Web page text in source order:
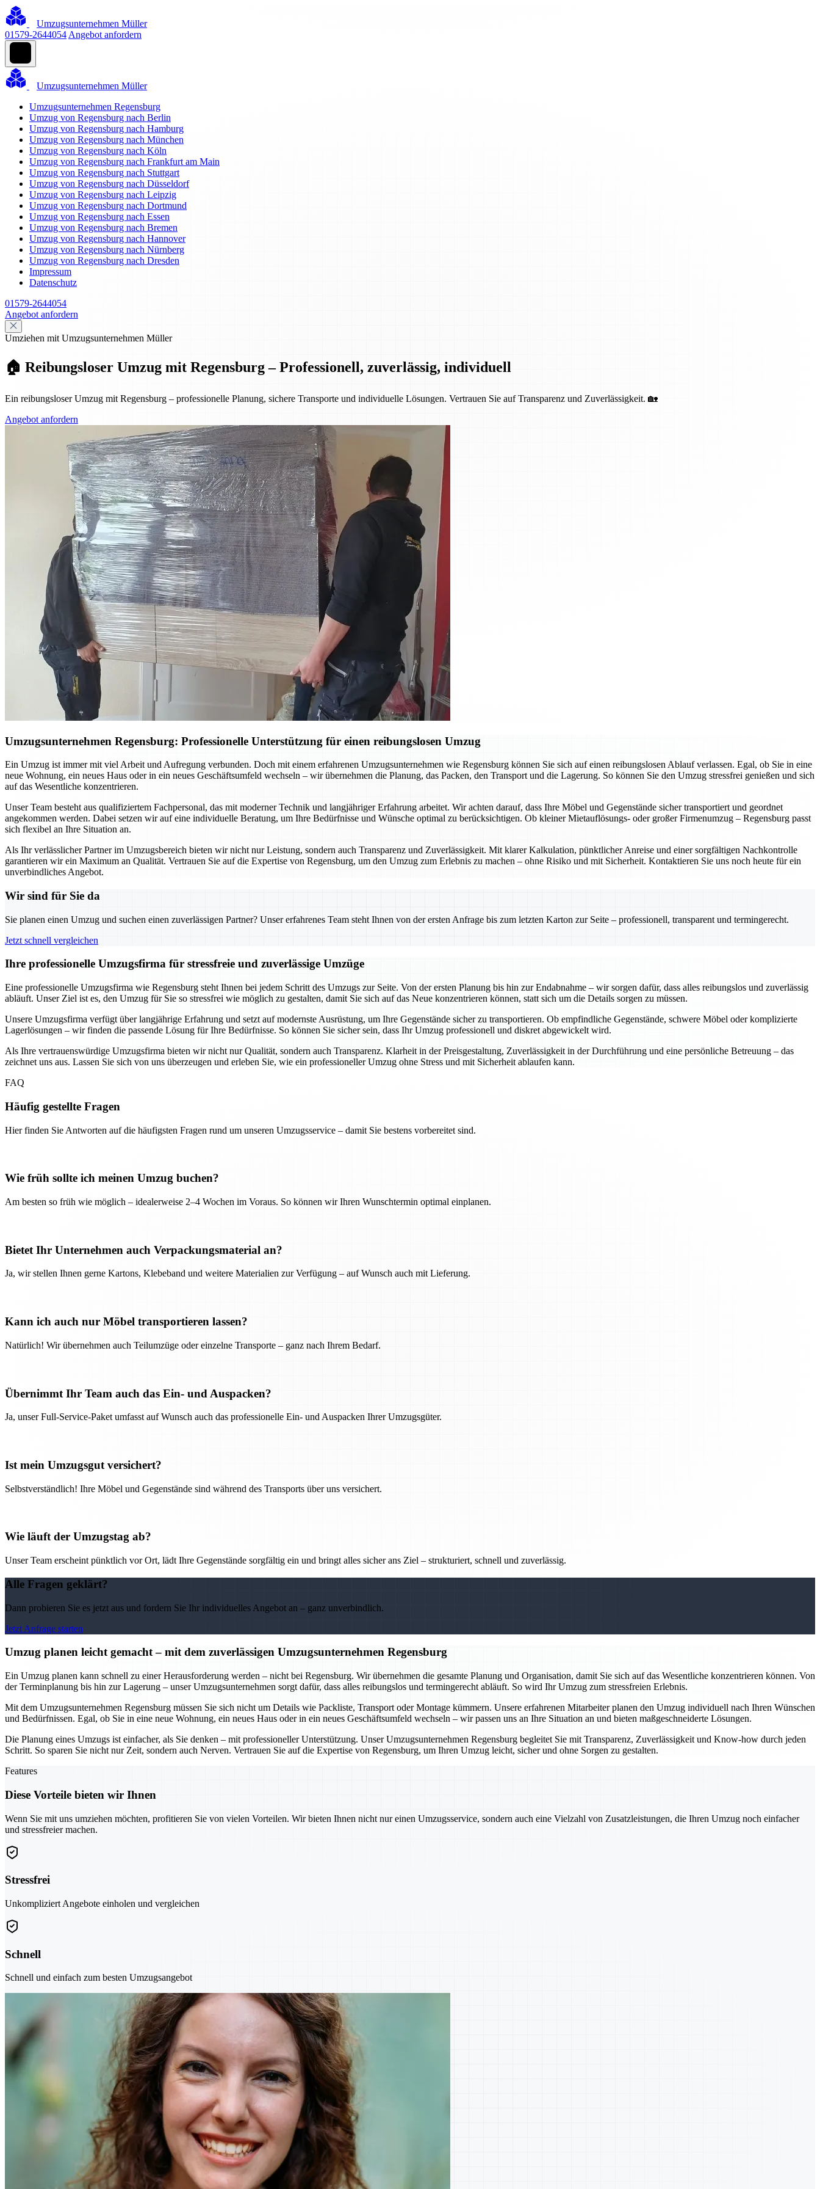
Umzugsunternehmen Müller
01579-2644054 Angebot anfordern
Umzugsunternehmen Müller
Umzugsunternehmen Regensburg
Umzug von Regensburg nach Berlin
Umzug von Regensburg nach Hamburg
Umzug von Regensburg nach München
Umzug von Regensburg nach Köln
Umzug von Regensburg nach Frankfurt am Main
Umzug von Regensburg nach Stuttgart
Umzug von Regensburg nach Düsseldorf
Umzug von Regensburg nach Leipzig
Umzug von Regensburg nach Dortmund
Umzug von Regensburg nach Essen
Umzug von Regensburg nach Bremen
Umzug von Regensburg nach Hannover
Umzug von Regensburg nach Nürnberg
Umzug von Regensburg nach Dresden
Impressum
Datenschutz
01579-2644054
Angebot anfordern
Umziehen mit Umzugsunternehmen Müller
🏠 Reibungsloser Umzug mit Regensburg – Professionell, zuverlässig, individuell
Ein reibungsloser Umzug mit Regensburg – professionelle Planung, sichere Transporte und individuelle Lösungen. Vertrauen Sie auf Transparenz und Zuverlässigkeit. 🏡
Angebot anfordern
Umzugsunternehmen Regensburg: Professionelle Unterstützung für einen reibungslosen Umzug
Ein Umzug ist immer mit viel Arbeit und Aufregung verbunden. Doch mit einem erfahrenen Umzugsunternehmen wie Regensburg können Sie sich auf einen reibungslosen Ablauf verlassen. Egal, ob Sie in eine
neue Wohnung, ein neues Haus oder in ein neues Geschäftsumfeld wechseln – wir übernehmen die Planung, das Packen, den Transport und die Lagerung. So können Sie den Umzug stressfrei genießen und sich
auf das Wesentliche konzentrieren.
Unser Team besteht aus qualifiziertem Fachpersonal, das mit moderner Technik und langjähriger Erfahrung arbeitet. Wir achten darauf, dass Ihre Möbel und Gegenstände sicher transportiert und geordnet
angekommen werden. Dabei setzen wir auf eine individuelle Beratung, um Ihre Bedürfnisse und Wünsche optimal zu berücksichtigen. Ob kleiner Mietauflösungs- oder großer Firmenumzug – Regensburg passt
sich flexibel an Ihre Situation an.
Als Ihr verlässlicher Partner im Umzugsbereich bieten wir nicht nur Leistung, sondern auch Transparenz und Zuverlässigkeit. Mit klarer Kalkulation, pünktlicher Anreise und einer sorgfältigen Nachkontrolle
garantieren wir ein Maximum an Qualität. Vertrauen Sie auf die Expertise von Regensburg, um den Umzug zum Erlebnis zu machen – ohne Risiko und mit Sicherheit. Kontaktieren Sie uns noch heute für ein
unverbindliches Angebot.
Wir sind für Sie da
Sie planen einen Umzug und suchen einen zuverlässigen Partner? Unser erfahrenes Team steht Ihnen von der ersten Anfrage bis zum letzten Karton zur Seite – professionell, transparent und termingerecht.
Jetzt schnell vergleichen
Ihre professionelle Umzugsfirma für stressfreie und zuverlässige Umzüge
Eine professionelle Umzugsfirma wie Regensburg steht Ihnen bei jedem Schritt des Umzugs zur Seite. Von der ersten Planung bis hin zur Endabnahme – wir sorgen dafür, dass alles reibungslos und zuverlässig
abläuft. Unser Ziel ist es, den Umzug für Sie so stressfrei wie möglich zu gestalten, damit Sie sich auf das Neue konzentrieren können, statt sich um die Details sorgen zu müssen.
Unsere Umzugsfirma verfügt über langjährige Erfahrung und setzt auf modernste Ausrüstung, um Ihre Gegenstände sicher zu transportieren. Ob empfindliche Gegenstände, schwere Möbel oder komplizierte
Lagerlösungen – wir finden die passende Lösung für Ihre Bedürfnisse. So können Sie sicher sein, dass Ihr Umzug professionell und diskret abgewickelt wird.
Als Ihre vertrauenswürdige Umzugsfirma bieten wir nicht nur Qualität, sondern auch Transparenz. Klarheit in der Preisgestaltung, Zuverlässigkeit in der Durchführung und eine persönliche Betreuung – das
zeichnet uns aus. Lassen Sie sich von uns überzeugen und erleben Sie, wie ein professioneller Umzug ohne Stress und mit Sicherheit ablaufen kann.
FAQ
Häufig gestellte Fragen
Hier finden Sie Antworten auf die häufigsten Fragen rund um unseren Umzugsservice – damit Sie bestens vorbereitet sind.
Wie früh sollte ich meinen Umzug buchen?
Am besten so früh wie möglich – idealerweise 2–4 Wochen im Voraus. So können wir Ihren Wunschtermin optimal einplanen.
Bietet Ihr Unternehmen auch Verpackungsmaterial an?
Ja, wir stellen Ihnen gerne Kartons, Klebeband und weitere Materialien zur Verfügung – auf Wunsch auch mit Lieferung.
Kann ich auch nur Möbel transportieren lassen?
Natürlich! Wir übernehmen auch Teilumzüge oder einzelne Transporte – ganz nach Ihrem Bedarf.
Übernimmt Ihr Team auch das Ein- und Auspacken?
Ja, unser Full-Service-Paket umfasst auf Wunsch auch das professionelle Ein- und Auspacken Ihrer Umzugsgüter.
Ist mein Umzugsgut versichert?
Selbstverständlich! Ihre Möbel und Gegenstände sind während des Transports über uns versichert.
Wie läuft der Umzugstag ab?
Unser Team erscheint pünktlich vor Ort, lädt Ihre Gegenstände sorgfältig ein und bringt alles sicher ans Ziel – strukturiert, schnell und zuverlässig.
Alle Fragen geklärt?
Dann probieren Sie es jetzt aus und fordern Sie Ihr individuelles Angebot an – ganz unverbindlich.
Jetzt Anfrage starten
Umzug planen leicht gemacht – mit dem zuverlässigen Umzugsunternehmen Regensburg
Ein Umzug planen kann schnell zu einer Herausforderung werden – nicht bei Regensburg. Wir übernehmen die gesamte Planung und Organisation, damit Sie sich auf das Wesentliche konzentrieren können. Von
der Terminplanung bis hin zur Lagerung – unser Umzugsunternehmen sorgt dafür, dass alles reibungslos und termingerecht abläuft. So wird Ihr Umzug zum stressfreien Erlebnis.
Mit dem Umzugsunternehmen Regensburg müssen Sie sich nicht um Details wie Packliste, Transport oder Montage kümmern. Unsere erfahrenen Mitarbeiter planen den Umzug individuell nach Ihren Wünschen
und Bedürfnissen. Egal, ob Sie in eine neue Wohnung, ein neues Haus oder in ein neues Geschäftsumfeld wechseln – wir passen uns an Ihre Situation an und bieten maßgeschneiderte Lösungen.
Die Planung eines Umzugs ist einfacher, als Sie denken – mit professioneller Unterstützung. Unser Umzugsunternehmen Regensburg begleitet Sie mit Transparenz, Zuverlässigkeit und Know-how durch jeden
Schritt. So sparen Sie nicht nur Zeit, sondern auch Nerven. Vertrauen Sie auf die Expertise von Regensburg, um Ihren Umzug leicht, sicher und ohne Sorgen zu gestalten.
Features
Diese Vorteile bieten wir Ihnen
Wenn Sie mit uns umziehen möchten, profitieren Sie von vielen Vorteilen. Wir bieten Ihnen nicht nur einen Umzugsservice, sondern auch eine Vielzahl von Zusatzleistungen, die Ihren Umzug noch einfacher
und stressfreier machen.
Stressfrei
Unkompliziert Angebote einholen und vergleichen
Schnell
Schnell und einfach zum besten Umzugsangebot